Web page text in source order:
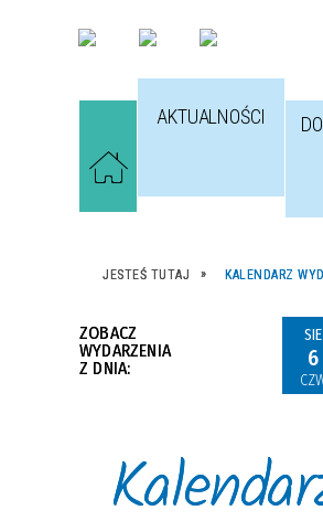
AKTUALNOŚCI
JESTEŚ TUTAJ KALENDARZ
ZOBACZ
WYDARZENIA
Z DNIA:
SIE
6